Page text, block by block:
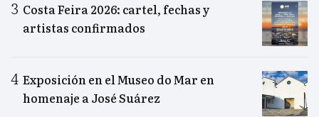
Costa Feira 2026: cartel, fechas y
artistas confirmados
Exposición en el Museo do Mar en
homenaje a José Suárez